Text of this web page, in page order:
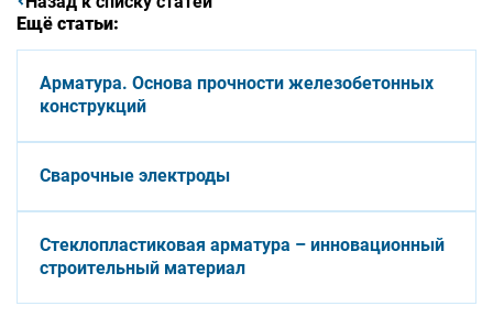
Ещё статьи:
Арматура. Основа прочности железобетонных
конструкций
Сварочные электроды
Стеклопластиковая арматура – инновационный
строительный материал